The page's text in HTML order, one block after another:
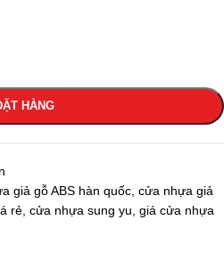
HÀNG
giả gỗ ABS hàn quốc cửa nhựa giả
rẻ cửa nhựa sung yu giá cửa nhựa